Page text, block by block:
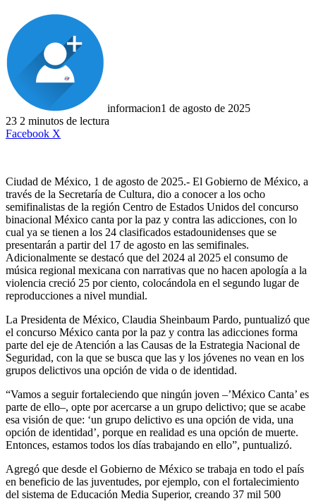
informacion1 de agosto de 2025
23 2 minutos de lectura
Facebook X
Ciudad de México, 1 de agosto de 2025.- El Gobierno de México, a
través de la Secretaría de Cultura, dio a conocer a los ocho
semifinalistas de la región Centro de Estados Unidos del concurso
binacional México canta por la paz y contra las adicciones, con lo
cual ya se tienen a los 24 clasificados estadounidenses que se
presentarán a partir del 17 de agosto en las semifinales.
Adicionalmente se destacó que del 2024 al 2025 el consumo de
música regional mexicana con narrativas que no hacen apología a la
violencia creció 25 por ciento, colocándola en el segundo lugar de
reproducciones a nivel mundial.
La Presidenta de México, Claudia Sheinbaum Pardo, puntualizó que
el concurso México canta por la paz y contra las adicciones forma
parte del eje de Atención a las Causas de la Estrategia Nacional de
Seguridad, con la que se busca que las y los jóvenes no vean en los
grupos delictivos una opción de vida o de identidad.
“Vamos a seguir fortaleciendo que ningún joven –’México Canta’ es
parte de ello–, opte por acercarse a un grupo delictivo; que se acabe
esa visión de que: ‘un grupo delictivo es una opción de vida, una
opción de identidad’, porque en realidad es una opción de muerte.
Entonces, estamos todos los días trabajando en ello”, puntualizó.
Agregó que desde el Gobierno de México se trabaja en todo el país
en beneficio de las juventudes, por ejemplo, con el fortalecimiento
del sistema de Educación Media Superior, creando 37 mil 500